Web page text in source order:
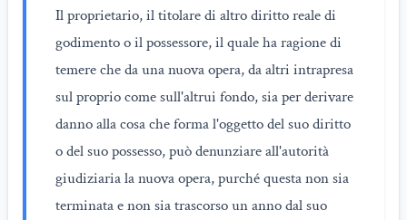
Il proprietario, il titolare di altro diritto reale di
godimento o il possessore, il quale ha ragione di
temere che da una nuova opera, da altri intrapresa
sul proprio come sull'altrui fondo, sia per derivare
danno alla cosa che forma l'oggetto del suo diritto
o del suo possesso, può denunziare all'autorità
giudiziaria la nuova opera, purché questa non sia
terminata e non sia trascorso un anno dal suo